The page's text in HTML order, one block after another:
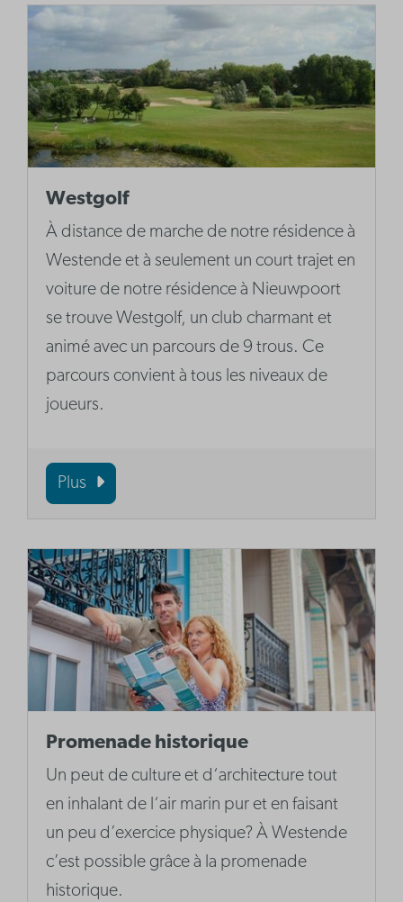
Westgolf
À distance de marche de notre résidence à
Westende et à seulement un court trajet en
voiture de notre résidence à Nieuwpoort
se trouve Westgolf, un club charmant et
animé avec un parcours de 9 trous. Ce
parcours convient à tous les niveaux de
joueurs.
Plus
Promenade historique
Un peut de culture et d‘architecture tout
en inhalant de l‘air marin pur et en faisant
un peu d’exercice physique? À Westende
c’est possible grâce à la promenade
historique.